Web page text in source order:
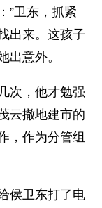
”卫东，抓紧
出来。这孩子
出意外。
次，他才勉强
云撤地建市的
，作为分管组
侯卫东打了电